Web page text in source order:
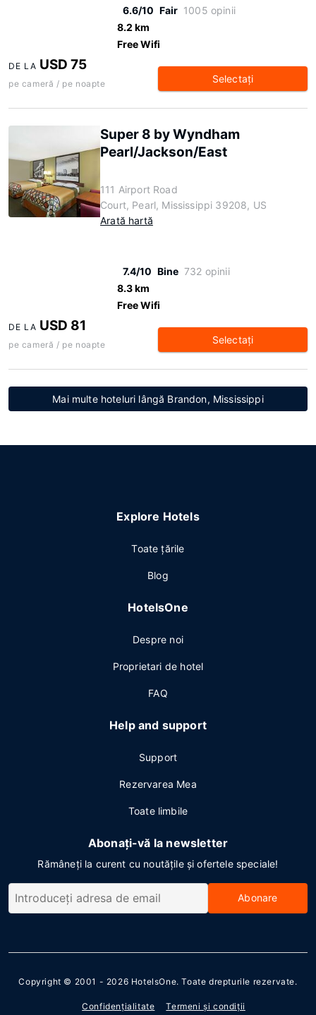
6.6/10 Fair 1005 opinii
8.2 km
Free Wifi
DE LA USD 75
pe cameră / pe noapte Selectaţi
Super 8 by Wyndham
Pearl/Jackson/East
111 Airport Road
Court, Pearl, Mississippi 39208, US
Arată hartă
7.4/10 Bine 732 opinii
8.3 km
Free Wifi
DE LA USD 81
pe cameră / pe noapte Selectaţi
Mai multe hoteluri lângă Brandon, Mississippi
Explore Hotels
Toate ţările
Blog
HotelsOne
Despre noi
Proprietari de hotel
FAQ
Help and support
Support
Rezervarea Mea
Toate limbile
Abonați-vă la newsletter
Rămâneți la curent cu noutățile și ofertele speciale!
Abonare
Copyright © 2001 - 2026 HotelsOne. Toate drepturile rezervate.
Confidenţialitate Termeni şi condiţii